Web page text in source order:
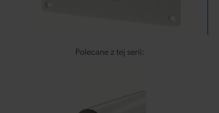
Polecane z tej serii: